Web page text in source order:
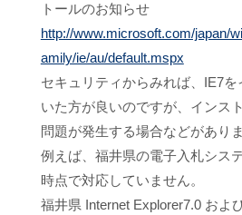
トールのお知らせ
http://www.microsoft.com/japan/
amily/ie/au/default.mspx
セキュリティからみれば、IE7
いた方が良いのですが、インス
問題が発生する場合などがありま
例えば、福井県の電子入札シス
時点で対応していません。
福井県 Internet Explorer7.0 お